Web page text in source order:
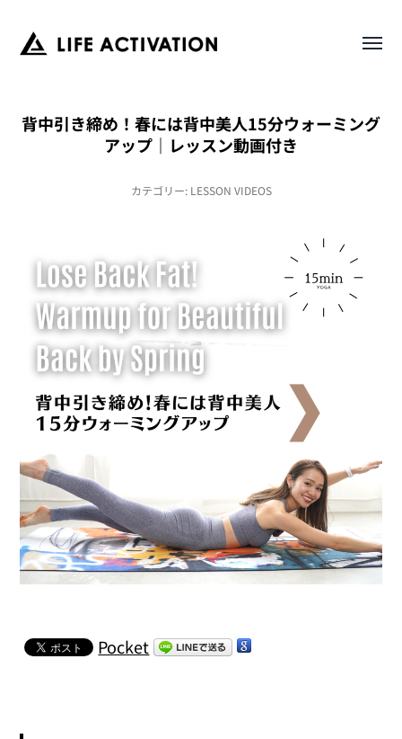
背中引き締め！春には背中美人15分ウォーミング
アップ｜レッスン動画付き
カテゴリー: LESSON VIDEOS
Pocket